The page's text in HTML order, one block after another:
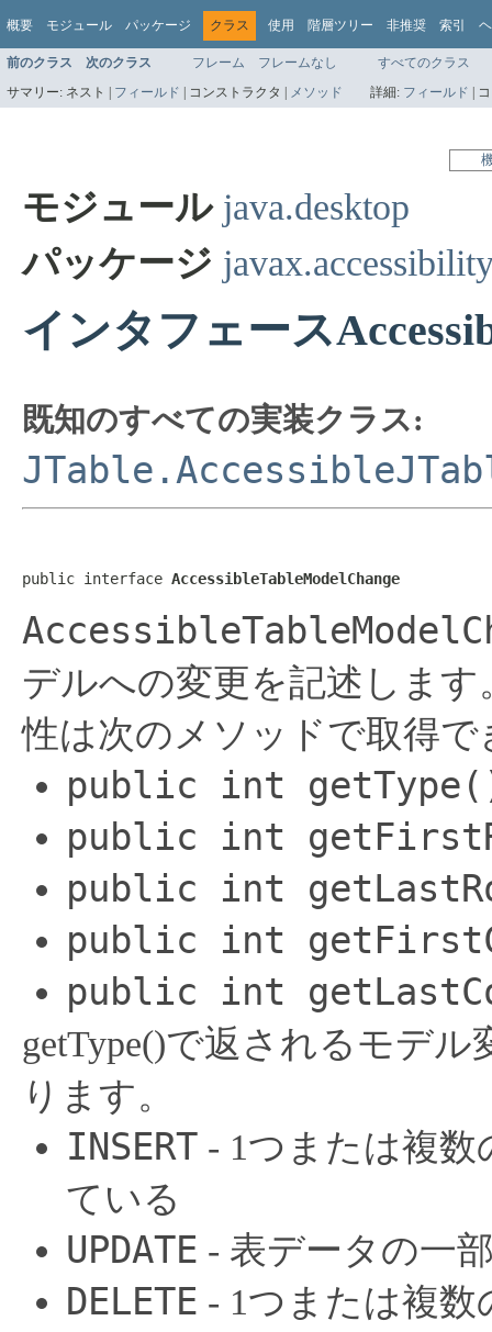
概要 モジュール パッケージ クラス 使用 階層ツリー 非推奨 索引
前のクラス 次のクラス フレーム フレームなし
すべてのクラス
サマリー: ネスト | フィールド | コンストラクタ | メソッド 詳細: フィールド |
モジュール java.desktop
パッケージ
インタフェース
既知のすべての実装クラス:
public interface AccessibleTableModelChange
デルへの変更を記述します
性は次のメソッドで取得で
public int
public int
public int
public int
public int
getType()で返されるモデ
ります。
INSERT - 1つまたは複
ている
UPDATE - 表データの一
DELETE - 1つまたは複